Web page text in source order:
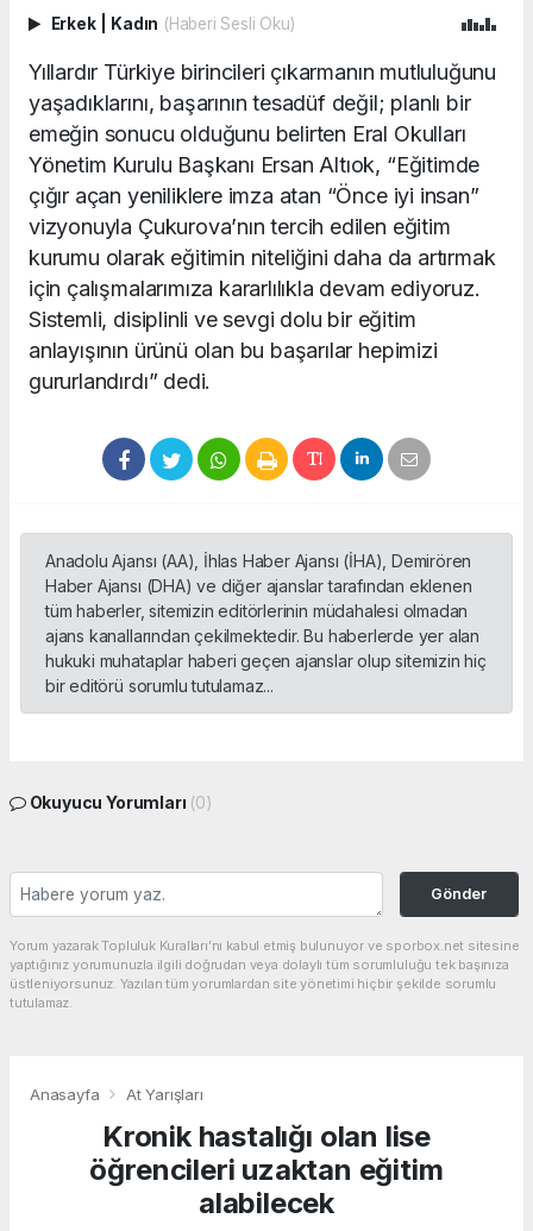
Erkek Kadın (Haberi Sesli Oku)
Yıllardır Türkiye birincileri çıkarmanın mutluluğunu
yaşadıklarını, başarının tesadüf değil; planlı bir
emeğin sonucu olduğunu belirten Eral Okulları
Yönetim Kurulu Başkanı Ersan Altıok, “Eğitimde
çığır açan yeniliklere imza atan “Önce iyi insan”
vizyonuyla Çukurova’nın tercih edilen eğitim
kurumu olarak eğitimin niteliğini daha da artırmak
için çalışmalarımıza kararlılıkla devam ediyoruz.
Sistemli, disiplinli ve sevgi dolu bir eğitim
anlayışının ürünü olan bu başarılar hepimizi
gururlandırdı” dedi.
Anadolu Ajansı (AA), İhlas Haber Ajansı (İHA), Demirören
Haber Ajansı (DHA) ve diğer ajanslar tarafından eklenen
tüm haberler, sitemizin editörlerinin müdahalesi olmadan
ajans kanallarından çekilmektedir. Bu haberlerde yer alan
hukuki muhataplar haberi geçen ajanslar olup sitemizin hiç
bir editörü sorumlu tutulamaz...
Okuyucu Yorumları (0)
Gönder
Yorum yazarak Topluluk Kuralları’nı kabul etmiş bulunuyor ve sporbox.net sitesine
yaptığınız yorumunuzla ilgili doğrudan veya dolaylı tüm sorumluluğu tek başınıza
üstleniyorsunuz. Yazılan tüm yorumlardan site yönetimi hiçbir şekilde sorumlu
tutulamaz.
Anasayfa At Yarışları
Kronik hastalığı olan lise
öğrencileri uzaktan eğitim
alabilecek